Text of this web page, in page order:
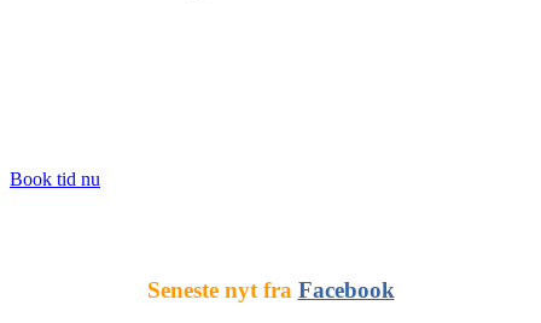
Book tid nu
Seneste nyt fra Facebook